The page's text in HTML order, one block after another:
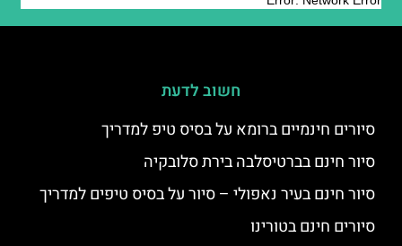
חשוב לדעת
סיורים חינמיים ברומא על בסיס טיפ למדריך
סיור חינם בברטיסלבה בירת סלובקיה
סיור חינם בעיר נאפולי – סיור על בסיס טיפים למדריך
סיורים חינם בטורינו